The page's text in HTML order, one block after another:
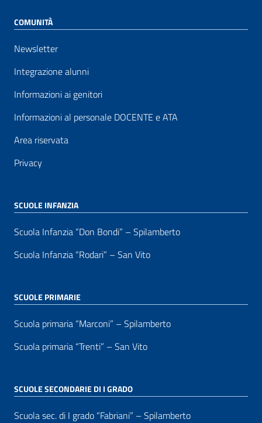
COMUNITÀ
Newsletter
Integrazione alunni
Informazioni ai genitori
Informazioni al personale DOCENTE e ATA
Area riservata
Privacy
SCUOLE INFANZIA
Scuola Infanzia “Don Bondi” – Spilamberto
Scuola Infanzia “Rodari” – San Vito
SCUOLE PRIMARIE
Scuola primaria “Marconi” – Spilamberto
Scuola primaria “Trenti” – San Vito
SCUOLE SECONDARIE DI I GRADO
Scuola sec. di I grado “Fabriani” – Spilamberto